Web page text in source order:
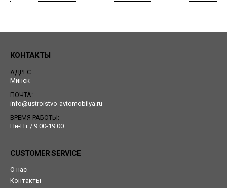
КОНТАКТЫ
АДРЕС:
Минск
ПОЧТА:
info@ustroistvo-avtomobilya.ru
ВРЕМЯ РАБОТЫ:
Пн-Пт / 9:00-19:00
CUSTOMER SERVICE
О нас
Контакты